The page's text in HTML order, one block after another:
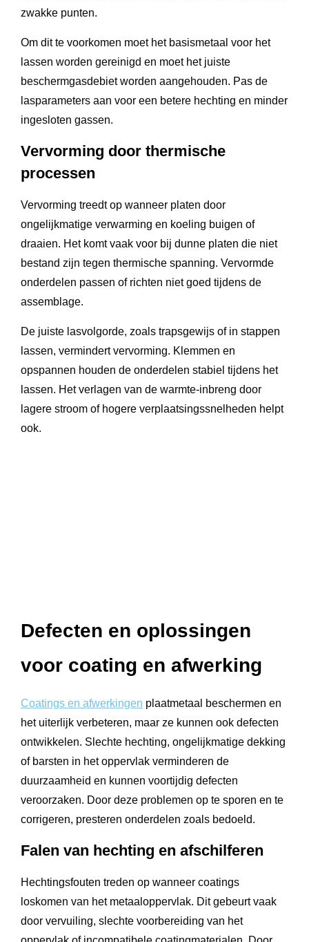
zwakke punten.
Om dit te voorkomen moet het basismetaal voor het
lassen worden gereinigd en moet het juiste
beschermgasdebiet worden aangehouden. Pas de
lasparameters aan voor een betere hechting en minder
ingesloten gassen.
Vervorming door thermische
processen
Vervorming treedt op wanneer platen door
ongelijkmatige verwarming en koeling buigen of
draaien. Het komt vaak voor bij dunne platen die niet
bestand zijn tegen thermische spanning. Vervormde
onderdelen passen of richten niet goed tijdens de
assemblage.
De juiste lasvolgorde, zoals trapsgewijs of in stappen
lassen, vermindert vervorming. Klemmen en
opspannen houden de onderdelen stabiel tijdens het
lassen. Het verlagen van de warmte-inbreng door
lagere stroom of hogere verplaatsingssnelheden helpt
ook.
Defecten en oplossingen
voor coating en afwerking
Coatings en afwerkingen plaatmetaal beschermen en
het uiterlijk verbeteren, maar ze kunnen ook defecten
ontwikkelen. Slechte hechting, ongelijkmatige dekking
of barsten in het oppervlak verminderen de
duurzaamheid en kunnen voortijdig defecten
veroorzaken. Door deze problemen op te sporen en te
corrigeren, presteren onderdelen zoals bedoeld.
Falen van hechting en afschilferen
Hechtingsfouten treden op wanneer coatings
loskomen van het metaaloppervlak. Dit gebeurt vaak
door vervuiling, slechte voorbereiding van het